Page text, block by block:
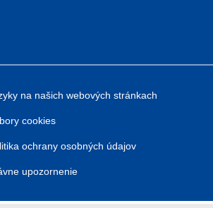
na našich webových stránkach
cookies
ochrany osobných údajov
upozornenie